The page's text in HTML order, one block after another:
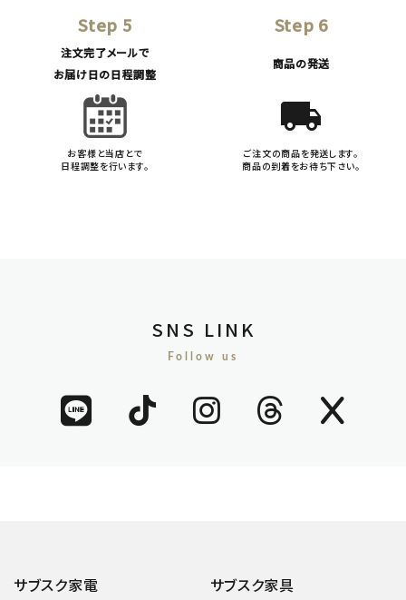
Step 5
注文完了メールで
お届け日の日程調整
お客様と当店とで
日程調整を行います。
Step 6
商品の発送
local_shipping
ご注文の商品を発送します。
商品の到着をお待ち下さい。
SNS LINK
Follow us
サブスク家電 サブスク家具